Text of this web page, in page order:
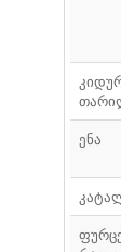
ენა